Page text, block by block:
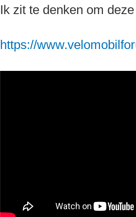
Ik zit te denken om
https://